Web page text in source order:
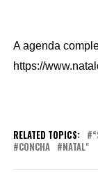
A agenda
https://
RELATED TOPICS:
CONCHA
NATAL"